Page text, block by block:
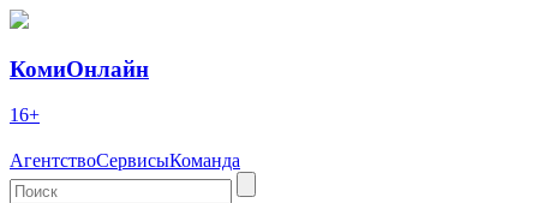
КомиОнлайн
16+
АгентствоСервисыКоманда